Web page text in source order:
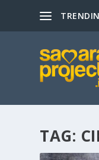
TAG: